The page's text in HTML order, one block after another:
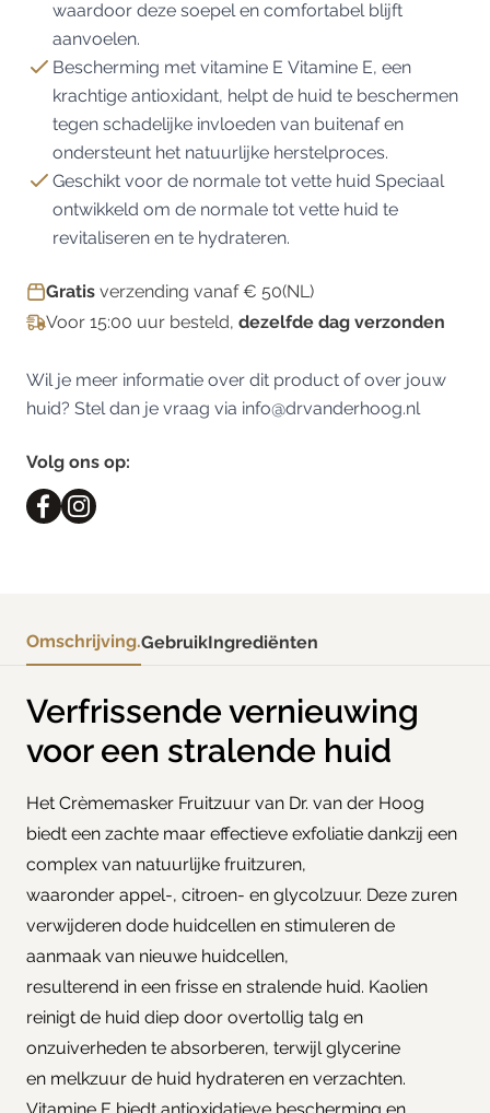
waardoor deze soepel en comfortabel blijft
aanvoelen.
Bescherming met vitamine E Vitamine E, een
krachtige antioxidant, helpt de huid te beschermen
tegen schadelijke invloeden van buitenaf en
ondersteunt het natuurlijke herstelproces.
Geschikt voor de normale tot vette huid Speciaal
ontwikkeld om de normale tot vette huid te
revitaliseren en te hydrateren.
Gratis verzending vanaf € 50(NL)
Voor 15:00 uur besteld, dezelfde dag verzonden
Volg ons op:
Wil je meer informatie over dit product of over jouw
huid? Stel dan je vraag via info@drvanderhoog.nl
Omschrijving.GebruikIngrediënten
Verfrissende vernieuwing
voor een stralende huid
Het Crèmemasker Fruitzuur van Dr. van der Hoog
biedt een zachte maar effectieve exfoliatie dankzij een
complex van natuurlijke fruitzuren,
waaronder appel-, citroen- en glycolzuur. Deze zuren
verwijderen dode huidcellen en stimuleren de
aanmaak van nieuwe huidcellen,
resulterend in een frisse en stralende huid. Kaolien
reinigt de huid diep door overtollig talg en
onzuiverheden te absorberen, terwijl glycerine
en melkzuur de huid hydrateren en verzachten.